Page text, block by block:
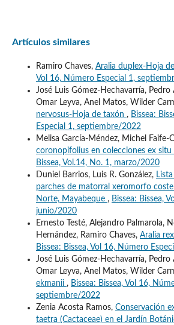
Artículos similares
Ramiro Chaves, Aralia duplex-Hoja
Vol 16, Número Especial 1,
José Luis Gómez-Hechavarría, Pedro
Omar Leyva, Anel Matos, Wilder
nervosus-Hoja de taxón , Bissea:
Especial 1, septiembre/2022
Melisa García-Méndez, Michel Faife-
coronopifolius en colecciones ex situ
Bissea, Vol.14, No. 1, marzo/2020
Duniel Barrios, Luis R. González,
parches de matorral xeromorfo
Norte, Mayabeque , Bissea: Bissea,
junio/2020
Ernesto Testé, Alejandro Palmarola,
Hernández, Ramiro Chaves, Aralia
Bissea: Bissea, Vol 16, Número
José Luis Gómez-Hechavarría, Pedro
Omar Leyva, Anel Matos, Wilder
ekmanii , Bissea: Bissea, Vol 16,
septiembre/2022
Zenia Acosta Ramos, Conservación
taetra (Cactaceae) en el Jardín